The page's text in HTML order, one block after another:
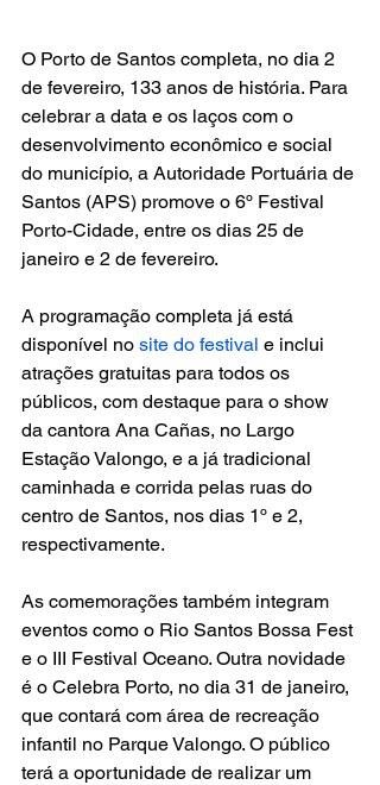
O Porto de Santos completa, no dia 2
de fevereiro, 133 anos de história. Para
celebrar a data e os laços com o
desenvolvimento econômico e social
do município, a Autoridade Portuária de
Santos (APS) promove o 6º Festival
Porto-Cidade, entre os dias 25 de
janeiro e 2 de fevereiro.
A programação completa já está
disponível no site do festival e inclui
atrações gratuitas para todos os
públicos, com destaque para o show
da cantora Ana Cañas, no Largo
Estação Valongo, e a já tradicional
caminhada e corrida pelas ruas do
centro de Santos, nos dias 1º e 2,
respectivamente.
As comemorações também integram
eventos como o Rio Santos Bossa Fest
e o III Festival Oceano. Outra novidade
é o Celebra Porto, no dia 31 de janeiro,
que contará com área de recreação
infantil no Parque Valongo. O público
terá a oportunidade de realizar um